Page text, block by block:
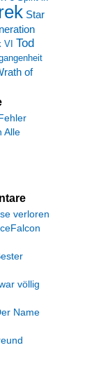
Star
VI Tod
of
Alle
verloren
völlig
Name